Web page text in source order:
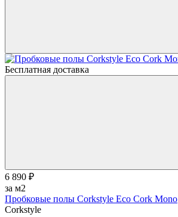
Бесплатная доставка
6 890 ₽
за м2
Пробковые полы Corkstyle Eco Cork Mono
Corkstyle